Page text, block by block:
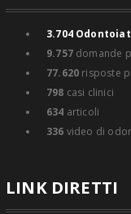
3.704
9.757domande
77.620 risposte
798 casi clinici
634 articoli
336 video di
LINK DIRETTI